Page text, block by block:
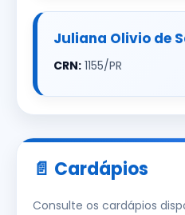
Juliana Olivio de
CRN: 1155/PR
📄 Cardápios
Consulte os cardápios